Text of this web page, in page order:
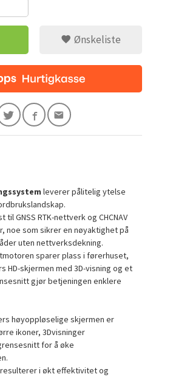
Ønskeliste
leverer pålitelig ytelse
GNSS RTK-nettverk og CHCNAV
noe som sikrer en nøyaktighet på
uten nettverksdekning.
sparer plass i førerhuset,
HD-skjermen med 3D-visning og et
gjør betjeningen enklere
høyoppløselige skjermen er
ikoner, 3Dvisninger
for å øke
i økt effektivitet og